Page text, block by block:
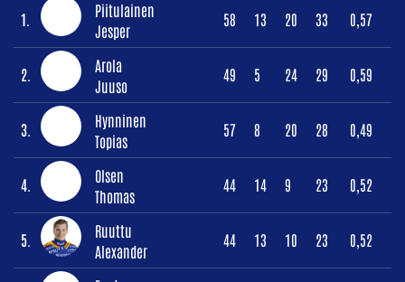
1.
Piitulainen
Jesper
58 13 20 33 0,57
2.
Arola
Juuso
49 5 24 29 0,59
3.
Hynninen
Topias
57 8 20 28 0,49
4.
Olsen
Thomas
44 14 9 23 0,52
5.
Ruuttu
Alexander
44 13 10 23 0,52